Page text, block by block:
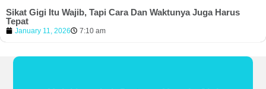
Sikat Gigi Itu Wajib, Tapi Cara Dan Waktunya Juga Harus
Tepat
January 11, 2026 7:10 am